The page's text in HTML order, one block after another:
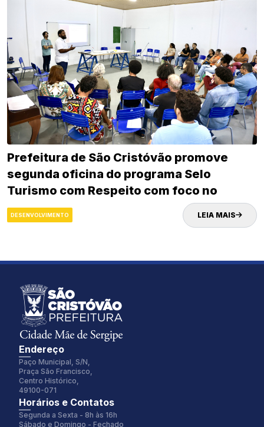
Prefeitura de São Cristóvão promove
segunda oficina do programa Selo
Turismo com Respeito com foco no
letramento racial no turismo
DESENVOLVIMENTO LEIA MAIS
Inter
Endereço
Paço Municipal, S/N,
Praça São Francisco,
Centro Histórico,
49100-071
Horários e Contatos
Segunda a Sexta - 8h às 16h
Sábado e Domingo - Fechado